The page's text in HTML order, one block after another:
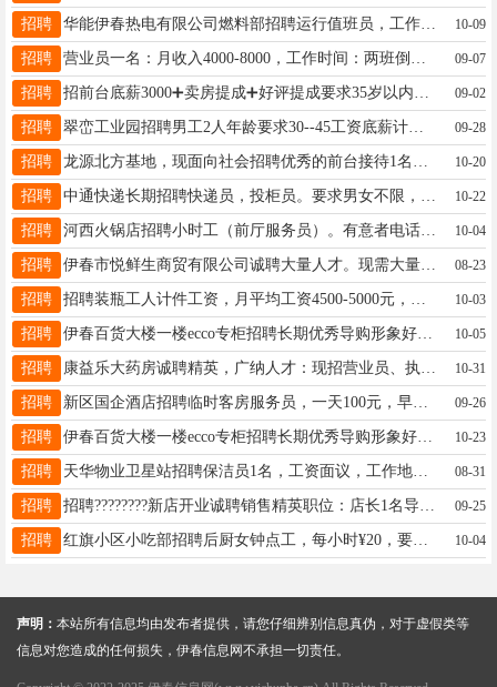
招聘 华能伊春热电有限公司燃料部招聘运行值班员，工作实行四班倒，活不累，有意者工作时间联系15904587008，郭经理郭经理15904587008 10-09
招聘 09-07
招聘 09-02
招聘 翠峦工业园招聘男工2人年龄要求30--45工资底薪计件5000--7000上班点早8：00晚4点30，电话18249889801曲女士18249889801 09-28
招聘 10-20
招聘 10-22
招聘 河西火锅店招聘小时工（前厅服务员）。有意者电话联系13089613646我13089613646 10-04
招聘 伊春市悦鲜生商贸有限公司诚聘大量人才。现需大量收银员。理货员。促销员。店长。薪资待遇面议。有意者联系苍店长：13845498010。期待您的加入。苍店长18345891731 08-23
招聘 10-03
招聘 伊春百货大楼一楼ecco专柜招聘长期优秀导购形象好，气质佳，热爱零售行业，有责任心，有集体荣誉感有同等品牌销售经验者优先底薪+提成+5天年假+生日福利+法定假日三薪+五险一金杨女士13845839191 10-05
招聘 10-31
招聘 新区国企酒店招聘临时客房服务员，一天100元，早八晚五，中午工作餐女士17645585589 09-26
招聘 伊春百货大楼一楼ecco专柜招聘长期优秀导购形象好，气质佳，35岁以下热爱零售行业，学习能力强有责任心，有集体荣誉感有同等品牌销售经验者优先底薪+提成+5天年假+生日福利+法定假日三薪+五险一金杨女士13845839191 10-23
招聘 天华物业卫星站招聘保洁员1名，工资面议，工作地点卫星小区，联系电话15145828277孔女士15145828277 08-31
招聘 09-25
招聘 红旗小区小吃部招聘后厨女钟点工，每小时¥20，要求勤劳朴实，干活麻利干净杨18745885936 10-04
声明： 本站所有信息均由发布者提供，请您仔细辨别信息真伪，对于虚假类等
信息对您造成的任何损失，伊春信息网不承担一切责任。